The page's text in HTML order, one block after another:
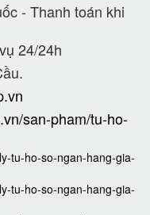
- Thanh toán khi
24/24h
san-pham/tu-ho-
tu-ho-so-ngan-hang-gia-
tu-ho-so-ngan-hang-gia-